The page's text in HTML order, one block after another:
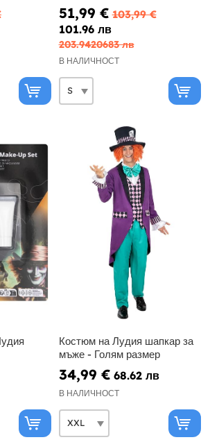
51,99 € 103,99 €
101.96 лв
203.9420683 лв
В НАЛИЧНОСТ
Костюм на Лудия шапкар за
мъже - Голям размер
34,99 € 68.62 лв
В НАЛИЧНОСТ